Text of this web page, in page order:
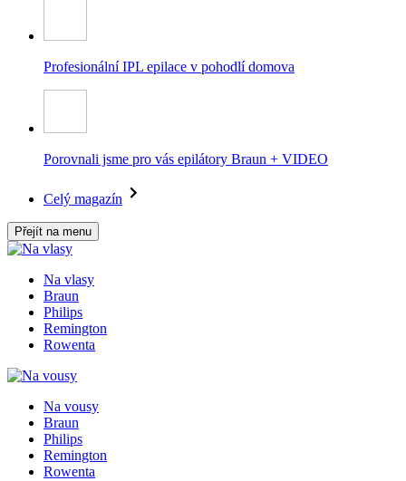
Profesionální IPL epilace v pohodlí domova
Porovnali jsme pro vás epilátory Braun + VIDEO
Celý magazín
Přejít na menu
Na vlasy
Braun
Philips
Remington
Rowenta
Na vousy
Braun
Philips
Remington
Rowenta